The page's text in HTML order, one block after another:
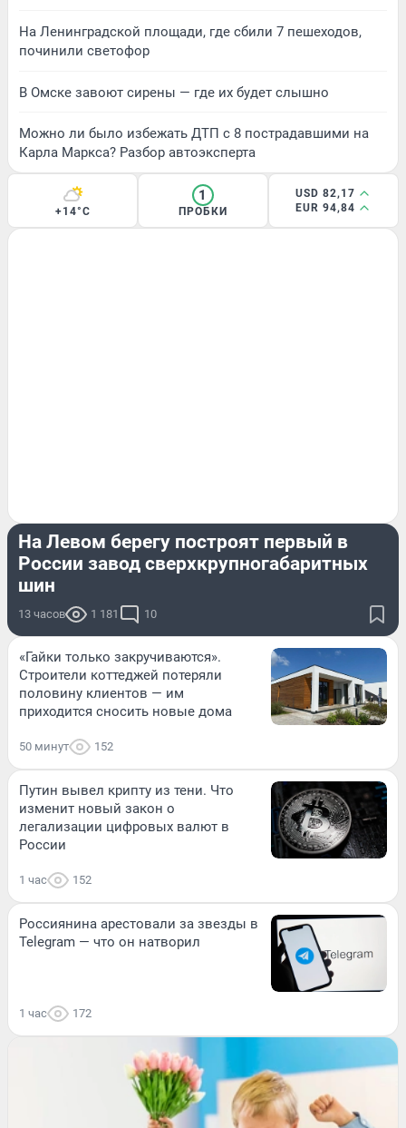
На Ленинградской площади, где сбили 7 пешеходов,
починили светофор
В Омске завоют сирены — где их будет слышно
Можно ли было избежать ДТП с 8 пострадавшими на
Карла Маркса? Разбор автоэксперта
+14°C
1
ПРОБКИ
USD 82,17
EUR 94,84
На Левом берегу построят первый в
России завод сверхкрупногабаритных
шин
13 часов 1 181 10
«Гайки только закручиваются».
Строители коттеджей потеряли
половину клиентов — им
приходится сносить новые дома
50 минут 152
Путин вывел крипту из тени. Что
изменит новый закон о
легализации цифровых валют в
России
1 час 152
Россиянина арестовали за звезды в
Telegram — что он натворил
1 час 172